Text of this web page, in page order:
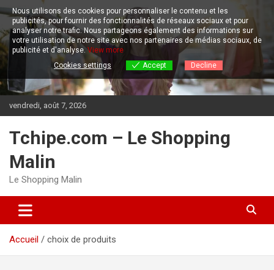
Aller
au
contenu
vendredi, août 7, 2026
Tchipe.com – Le Shopping
Malin
Le Shopping Malin
Accueil choix de produits
Nous utilisons des cookies pour personnaliser le contenu et les
publicités, pour fournir des fonctionnalités de réseaux sociaux et pour
analyser notre trafic.Nous partageons également des informations sur
votre utilisation de notre site avec nos partenaires de médias sociaux, de
publicité et d'analyse. View more
Cookies settings
Accept Decline